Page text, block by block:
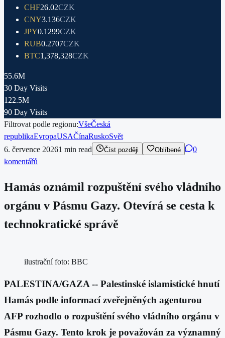
CHF26.02CZK
CNY3.136CZK
JPY0.1299CZK
RUB0.2707CZK
BTC1,378,328CZK
55.6M
30 Day Visits
122.5M
90 Day Visits
Filtrovat podle regionu:VšeČeská
republikaEvropaUSAČínaRuskoSvět
6. července 20261 min read Číst později Oblíbené
0
komentářů
Hamás oznámil rozpuštění svého vládního
orgánu v Pásmu Gazy. Otevírá se cesta k
technokratické správě
ilustrační foto: BBC
PALESTINA/GAZA -- Palestinské islamistické hnutí
Hamás podle informací zveřejněných agenturou
AFP rozhodlo o rozpuštění svého vládního orgánu v
Pásmu Gazy. Tento krok je považován za významný